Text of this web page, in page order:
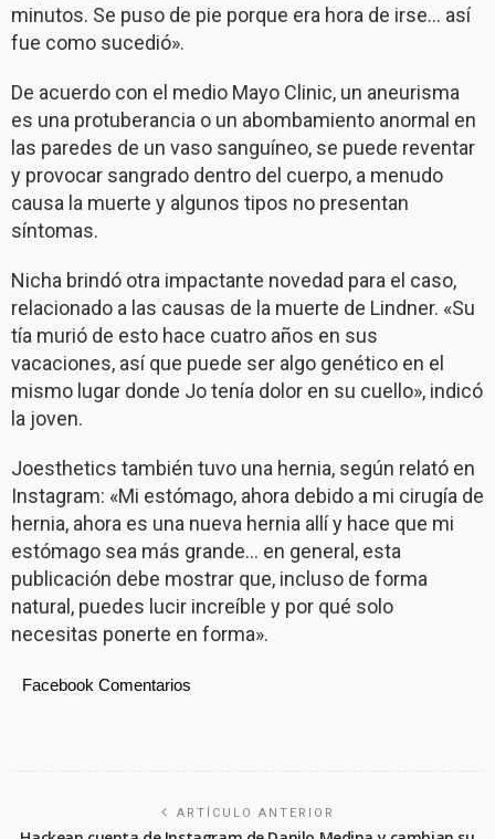
minutos. Se puso de pie porque era hora de irse… así
fue como sucedió».
De acuerdo con el medio Mayo Clinic, un aneurisma
es una protuberancia o un abombamiento anormal en
las paredes de un vaso sanguíneo, se puede reventar
y provocar sangrado dentro del cuerpo, a menudo
causa la muerte y algunos tipos no presentan
síntomas.
Nicha brindó otra impactante novedad para el caso,
relacionado a las causas de la muerte de Lindner. «Su
tía murió de esto hace cuatro años en sus
vacaciones, así que puede ser algo genético en el
mismo lugar donde Jo tenía dolor en su cuello», indicó
la joven.
Joesthetics también tuvo una hernia, según relató en
Instagram: «Mi estómago, ahora debido a mi cirugía de
hernia, ahora es una nueva hernia allí y hace que mi
estómago sea más grande… en general, esta
publicación debe mostrar que, incluso de forma
natural, puedes lucir increíble y por qué solo
necesitas ponerte en forma».
Facebook Comentarios
ARTÍCULO ANTERIOR